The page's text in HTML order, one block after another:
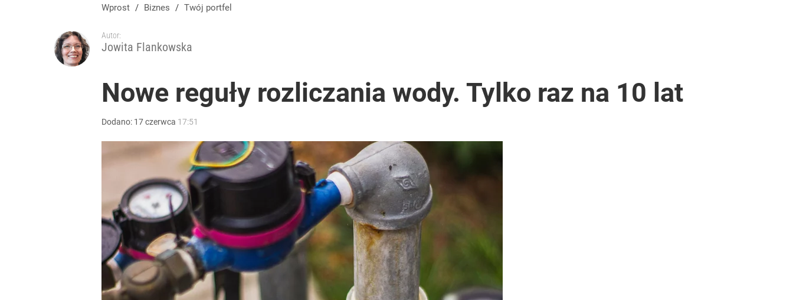
Wprost / Biznes / Twój portfel
Autor:
Jowita Flankowska
Nowe reguły rozliczania wody. Tylko raz na 10 lat
Dodano: 17czerwca 17:51